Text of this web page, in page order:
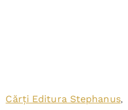
Cărți Editura Stephanus,